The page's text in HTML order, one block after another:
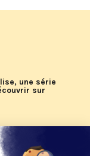
une série
sur
de KTO